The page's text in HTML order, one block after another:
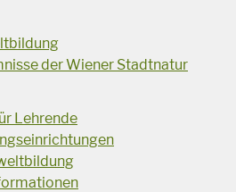
der Wiener Stadtnatur
Lehrende